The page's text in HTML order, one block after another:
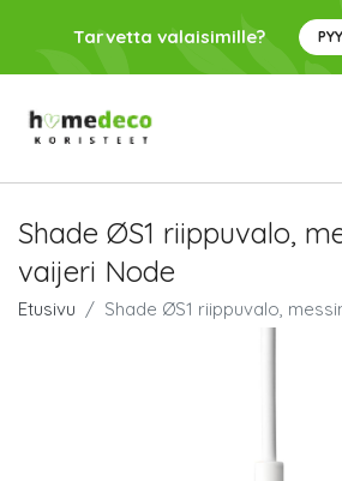
Tarvetta valaisimille?
Shade ØS1 riippuvalo,
vaijeri Node
Etusivu Shade ØS1 riippuvalo,